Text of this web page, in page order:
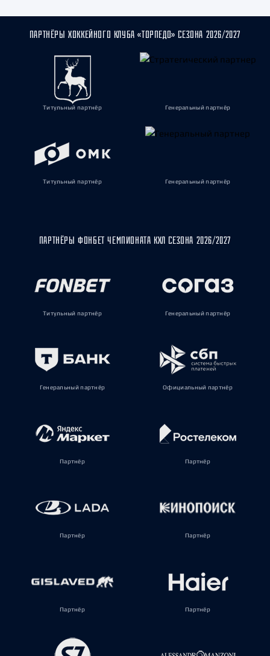
ПАРТНЁРЫ ХОККЕЙНОГО КЛУБА «ТОРПЕДО» СЕЗОНА 2026/2027
Титульный партнёр Генеральный партнёр
Титульный партнёр Генеральный партнёр
ПАРТНЁРЫ ФОНБЕТ ЧЕМПИОНАТА КХЛ СЕЗОНА 2026/2027
Титульный партнёр Генеральный партнёр
Генеральный партнёр Официальный партнёр
Партнёр Партнёр
Партнёр Партнёр
Партнёр Партнёр